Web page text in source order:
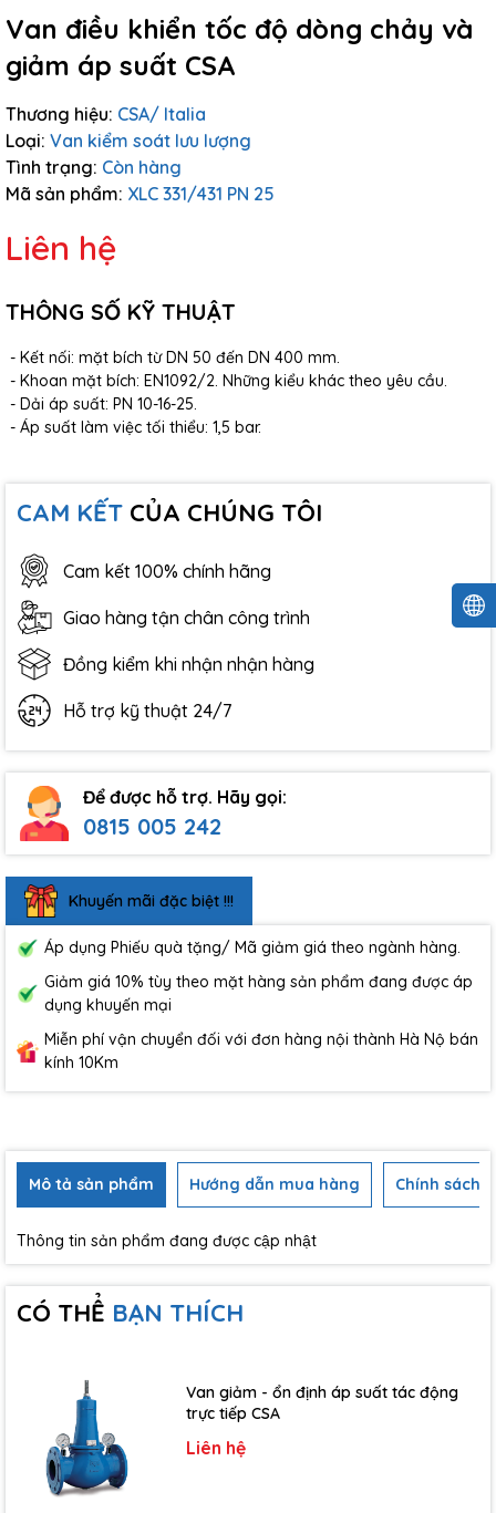
Van điều khiển tốc độ dòng chảy và
giảm áp suất CSA
Thương hiệu: CSA/ Italia
Loại: Van kiểm soát lưu lượng
Tình trạng: Còn hàng
Mã sản phẩm: XLC 331/431 PN 25
Liên hệ
THÔNG SỐ KỸ THUẬT
- Kết nối: mặt bích từ DN 50 đến DN 400 mm.
- Khoan mặt bích: EN1092/2. Những kiểu khác theo yêu cầu.
- Dải áp suất: PN 10-16-25.
- Áp suất làm việc tối thiểu: 1,5 bar.
CAM KẾT CỦA CHÚNG TÔI
Cam kết 100% chính hãng
Giao hàng tận chân công trình
Đồng kiểm khi nhận nhận hàng
Hỗ trợ kỹ thuật 24/7
Để được hỗ trợ. Hãy gọi:
0815 005 242
Khuyến mãi đặc biệt !!!
Áp dụng Phiếu quà tặng/ Mã giảm giá theo ngành hàng.
Giảm giá 10% tùy theo mặt hàng sản phẩm đang được áp
dụng khuyến mại
Miễn phí vận chuyển đối với đơn hàng nội thành Hà Nộ bán
kính 10Km
Mô tả sản phẩm Hướng dẫn mua hàng Chính sách
Thông tin sản phẩm đang được cập nhật
CÓ THỂ BẠN THÍCH
Van giảm - ổn định áp suất tác động
trực tiếp CSA
Liên hệ